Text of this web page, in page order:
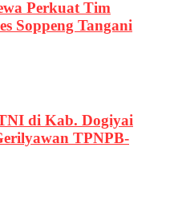
Perkuat Tim
Soppeng Tangani
di Kab. Dogiyai
TPNPB-